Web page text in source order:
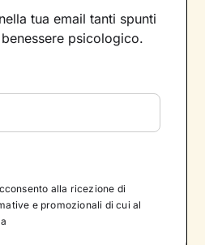
tua email tanti spunti
psicologico.
alla ricezione di
e promozionali di cui al